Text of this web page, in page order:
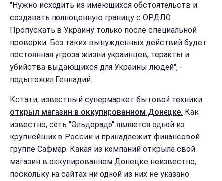
"Нужно исходить из имеющихся обстоятельств и
создавать полноценную границу с ОРДЛО.
Пропускать в Украину только после специальной
проверки. Без таких вынужденных действий будет
постоянная угроза жизни украинцев, теракты и
убийства выдающихся для Украины людей", -
подытожил Геннадий.
Кстати, известный супермаркет бытовой техники
открыл магазин в оккупированном Донецке. Как
известно, сеть "Эльдорадо" является одной из
крупнейших в России и принадлежит финансовой
группе Сафмар. Какая из компаний открыла свой
магазин в оккупированном Донецке неизвестно,
поскольку на сайтах ни одной из них не указано